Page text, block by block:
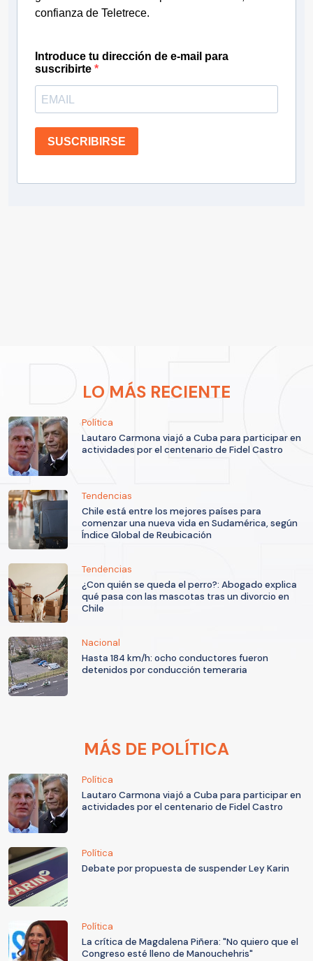
confianza de Teletrece.
Introduce tu dirección de e-mail para
suscribirte
SUSCRIBIRSE
LO MÁS RECIENTE
Política
Lautaro Carmona viajó a Cuba para participar en
actividades por el centenario de Fidel Castro
Tendencias
Chile está entre los mejores países para
comenzar una nueva vida en Sudamérica, según
Índice Global de Reubicación
Tendencias
¿Con quién se queda el perro?: Abogado explica
qué pasa con las mascotas tras un divorcio en
Chile
Nacional
Hasta 184 km/h: ocho conductores fueron
detenidos por conducción temeraria
MÁS DE POLÍTICA
Política
Lautaro Carmona viajó a Cuba para participar en
actividades por el centenario de Fidel Castro
Política
Debate por propuesta de suspender Ley Karin
Política
La crítica de Magdalena Piñera: "No quiero que el
Congreso esté lleno de Manouchehris"